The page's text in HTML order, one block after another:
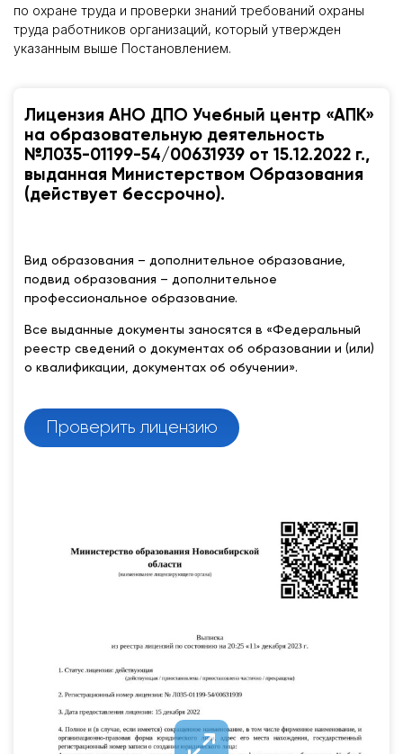
по охране труда и проверки знаний требований охраны
труда работников организаций, который утвержден
указанным выше Постановлением.
Лицензия АНО ДПО Учебный центр «АПК»
на образовательную деятельность
№Л035-01199-54/00631939 от 15.12.2022 г.,
выданная Министерством Образования
(действует бессрочно).
Вид образования – дополнительное образование,
подвид образования – дополнительное
профессиональное образование.
Все выданные документы заносятся в «Федеральный
реестр сведений о документах об образовании и (или)
о квалификации, документах об обучении».
Проверить лицензию